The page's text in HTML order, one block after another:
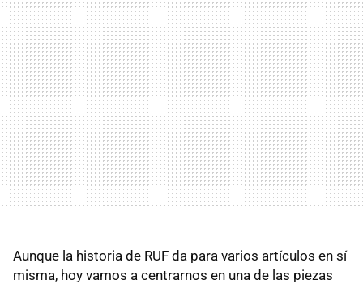
Aunque la historia de RUF da para varios artículos en sí
misma, hoy vamos a centrarnos en una de las piezas